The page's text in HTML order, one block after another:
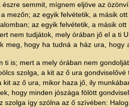
észre semmit, mígnem eljöve az
mezőn; az egyik felvétetik, a másik
az egyik felvétetik, a másik ott
nem tudjátok, mely órában jő el a ti
meg, hogy ha tudná a ház ura,
ti is; mert a mely órában nem
szolga, a kit az ő ura
kit az ő ura, mikor haza jő, ily
hogy minden jószága fölött
szolga így szólna az ő szívében: